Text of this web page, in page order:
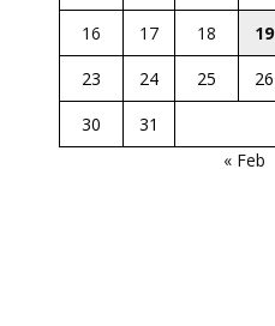
16
17 18 19
23
24 25 26
30
31
« Feb